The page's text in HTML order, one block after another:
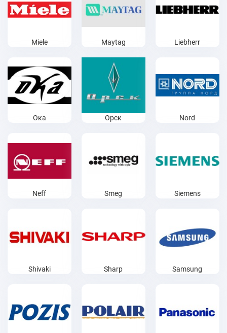
Miele Maytag Liebherr
Ока Орск Nord
Neff Smeg Siemens
Shivaki Sharp Samsung